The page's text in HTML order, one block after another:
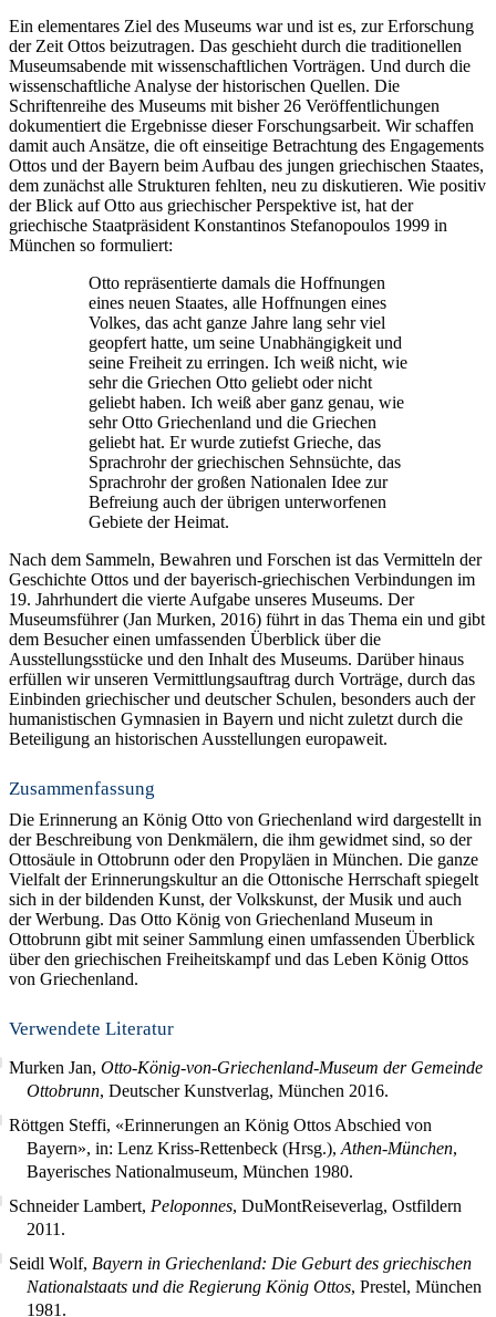
Ein elementares Ziel des Museums war und ist es, zur Erforschung
der Zeit Ottos beizutragen. Das geschieht durch die traditionellen
Museumsabende mit wissenschaftlichen Vorträgen. Und durch die
wissenschaftliche Analyse der historischen Quellen. Die
Schriftenreihe des Museums mit bisher 26 Veröffentlichungen
dokumentiert die Ergebnisse dieser Forschungsarbeit. Wir schaffen
damit auch Ansätze, die oft einseitige Betrachtung des Engagements
Ottos und der Bayern beim Aufbau des jungen griechischen Staates,
dem zunächst alle Strukturen fehlten, neu zu diskutieren. Wie positiv
der Blick auf Otto aus griechischer Perspektive ist, hat der
griechische Staatpräsident Konstantinos Stefanopoulos 1999 in
München so formuliert:
Otto repräsentierte damals die Hoffnungen
eines neuen Staates, alle Hoffnungen eines
Volkes, das acht ganze Jahre lang sehr viel
geopfert hatte, um seine Unabhängigkeit und
seine Freiheit zu erringen. Ich weiß nicht, wie
sehr die Griechen Otto geliebt oder nicht
geliebt haben. Ich weiß aber ganz genau, wie
sehr Otto Griechenland und die Griechen
geliebt hat. Er wurde zutiefst Grieche, das
Sprachrohr der griechischen Sehnsüchte, das
Sprachrohr der großen Nationalen Idee zur
Befreiung auch der übrigen unterworfenen
Gebiete der Heimat.
Nach dem Sammeln, Bewahren und Forschen ist das Vermitteln der
Geschichte Ottos und der bayerisch-griechischen Verbindungen im
19. Jahrhundert die vierte Aufgabe unseres Museums. Der
Museumsführer (Jan Murken, 2016) führt in das Thema ein und gibt
dem Besucher einen umfassenden Überblick über die
Ausstellungsstücke und den Inhalt des Museums. Darüber hinaus
erfüllen wir unseren Vermittlungsauftrag durch Vorträge, durch das
Einbinden griechischer und deutscher Schulen, besonders auch der
humanistischen Gymnasien in Bayern und nicht zuletzt durch die
Beteiligung an historischen Ausstellungen europaweit.
Zusammenfassung
Die Erinnerung an König Otto von Griechenland wird dargestellt in
der Beschreibung von Denkmälern, die ihm gewidmet sind, so der
Ottosäule in Ottobrunn oder den Propyläen in München. Die ganze
Vielfalt der Erinnerungskultur an die Ottonische Herrschaft spiegelt
sich in der bildenden Kunst, der Volkskunst, der Musik und auch
der Werbung. Das Otto König von Griechenland Museum in
Ottobrunn gibt mit seiner Sammlung einen umfassenden Überblick
über den griechischen Freiheitskampf und das Leben König Ottos
von Griechenland.
Verwendete Literatur
Murken Jan, Otto-König-von-Griechenland-Museum der Gemeinde
Ottobrunn, Deutscher Kunstverlag, München 2016.
Röttgen Steffi, «Erinnerungen an König Ottos Abschied von
Bayern», in: Lenz Kriss-Rettenbeck (Hrsg.), Athen-München,
Bayerisches Nationalmuseum, München 1980.
Schneider Lambert, Peloponnes, DuMontReiseverlag, Ostfildern
2011.
Seidl Wolf, Bayern in Griechenland: Die Geburt des griechischen
Nationalstaats und die Regierung König Ottos, Prestel, München
1981.